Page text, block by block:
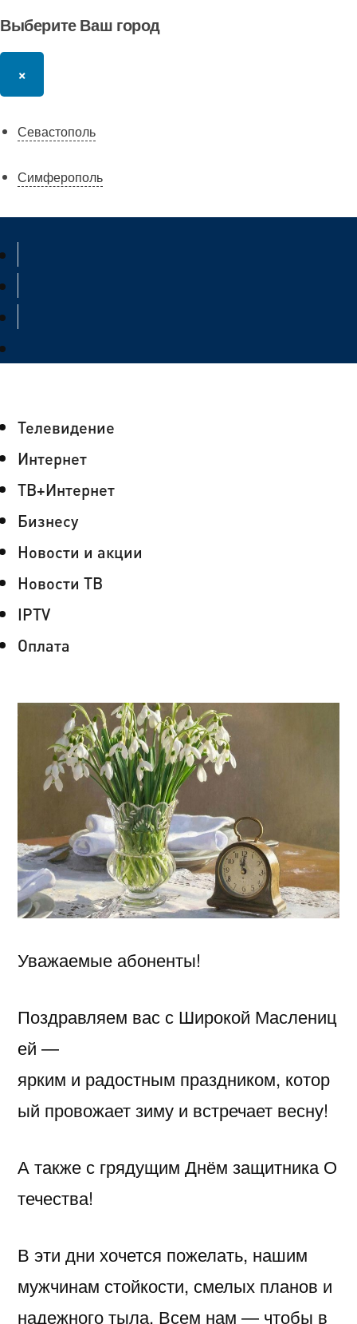
Выберите Ваш город
×
Севастополь
Симферополь
Телевидение
Интернет
ТВ+Интернет
Бизнесу
Новости и акции
Новости ТВ
IPTV
Оплата
Уважаемые абоненты!
Поздравляем вас с Широкой Маслениц
ей —
ярким и радостным праздником, котор
ый провожает зиму и встречает весну!
А также с грядущим Днём защитника О
течества!
В эти дни хочется пожелать, нашим
мужчинам стойкости, смелых планов и
надежного тыла. Всем нам — чтобы в